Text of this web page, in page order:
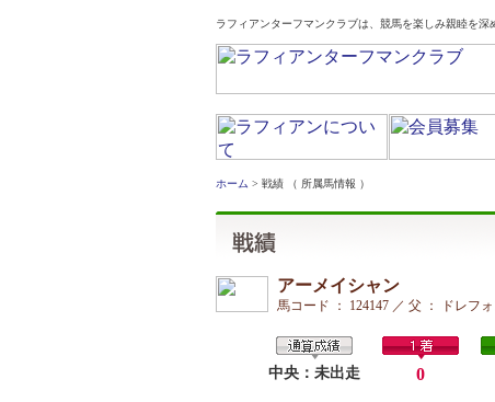
ラフィアンターフマンクラブは、競馬を楽しみ親睦を深
ホーム > 戦績 （ 所属馬情報 ）
アーメイシャン
馬コード ： 124147 ／ 父 ： ドレフ
中央：未出走 0